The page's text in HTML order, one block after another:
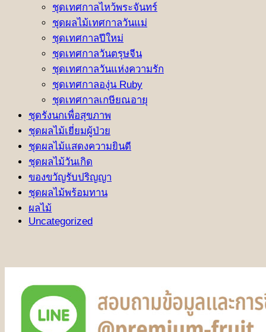
ชุดเทศกาลไหว้พระจันทร์
ชุดผลไม้เทศกาลวันแม่
ชุดเทศกาลปีใหม่
ชุดเทศกาลวันตรุษจีน
ชุดเทศกาลวันแห่งความรัก
ชุดเทศกาลองุ่น Ruby
ชุดเทศกาลเกษียณอายุ
ชุดรังนกเพื่อสุขภาพ
ชุดผลไม้เยี่ยมผู้ป่วย
ชุดผลไม้แสดงความยินดี
ชุดผลไม้วันเกิด
ของขวัญรับปริญญา
ชุดผลไม้พร้อมทาน
ผลไม้
Uncategorized